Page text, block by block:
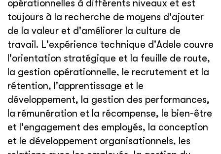
opérationnelles à différents niveaux et est
toujours à la recherche de moyens d'ajouter
de la valeur et d'améliorer la culture de
travail. L'expérience technique d'Adele couvre
l'orientation stratégique et la feuille de route,
la gestion opérationnelle, le recrutement et la
rétention, l'apprentissage et le
développement, la gestion des performances,
la rémunération et la récompense, le bien-être
et l'engagement des employés, la conception
et le développement organisationnels, les